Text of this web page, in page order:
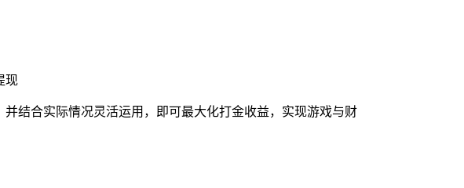
结合实际情况灵活运用，即可最大化打金收益，实现游戏与财